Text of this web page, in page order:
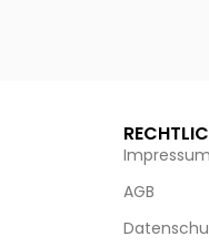
Impressum
AGB